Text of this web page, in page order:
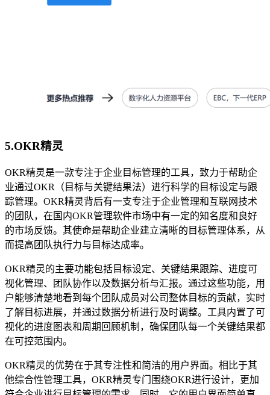
5.OKR精灵
OKR精灵是一款专注于企业目标管理的工具，致力于帮助企
业通过OKR（目标与关键结果法）进行科学的目标设定与跟
踪管理。OKR精灵背后有一支专注于企业管理和互联网技术
的团队，在国内OKR管理软件市场中有一定的知名度和良好
的市场反馈。其使命是帮助企业建立清晰的目标管理体系，从
而提高团队执行力与目标达成率。
OKR精灵的主要功能包括目标设定、关键结果跟踪、进度可
视化管理、团队协作以及数据分析与汇报。通过这些功能，用
户能够清楚地看到每个团队成员对公司整体目标的贡献，实时
了解目标进展，并通过数据分析进行及时调整。工具内置了可
视化的进度图表和周期回顾机制，确保团队每一个关键结果都
在可控范围内。
OKR精灵的优势在于其专注性和简洁的用户界面。相比于其
他综合性管理工具，OKR精灵专门围绕OKR进行设计，更加